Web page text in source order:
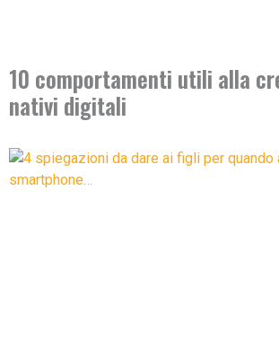
10 comportamenti utili alla
nativi digitali